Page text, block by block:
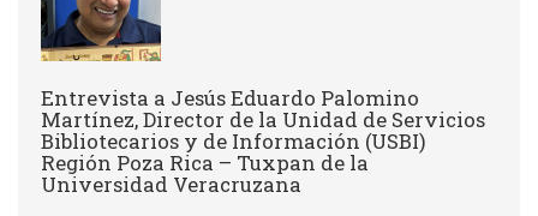
Entrevista a Jesús Eduardo Palomino
Martínez, Director de la Unidad de Servicios
Bibliotecarios y de Información (USBI)
Región Poza Rica – Tuxpan de la
Universidad Veracruzana